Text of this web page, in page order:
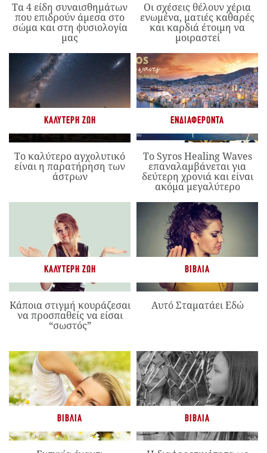
Τα 4 είδη συναισθημάτων
που επιδρούν άμεσα στο
σώμα και στη φυσιολογία
μας
Οι σχέσεις θέλουν χέρια
ενωμένα, ματιές καθαρές
και καρδιά έτοιμη να
μοιραστεί
ΚΑΛΎΤΕΡΗ ΖΩΉ
Το καλύτερο αγχολυτικό
είναι η παρατήρηση των
άστρων
ΕΝΔΙΑΦΈΡΟΝΤΑ
Το Syros Healing Waves
επαναλαμβάνεται για
δεύτερη χρονιά και είναι
ακόμα μεγαλύτερο
ΚΑΛΎΤΕΡΗ ΖΩΉ
Κάποια στιγμή κουράζεσαι
να προσπαθείς να είσαι
“σωστός”
ΒΙΒΛΊΑ
Αυτό Σταματάει Εδώ
ΒΙΒΛΊΑ ΒΙΒΛΊΑ